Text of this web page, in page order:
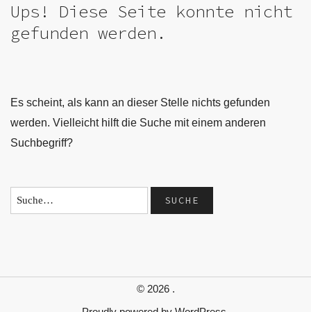
Ups! Diese Seite konnte nicht
gefunden werden.
Es scheint, als kann an dieser Stelle nichts gefunden
werden. Vielleicht hilft die Suche mit einem anderen
Suchbegriff?
© 2026 .